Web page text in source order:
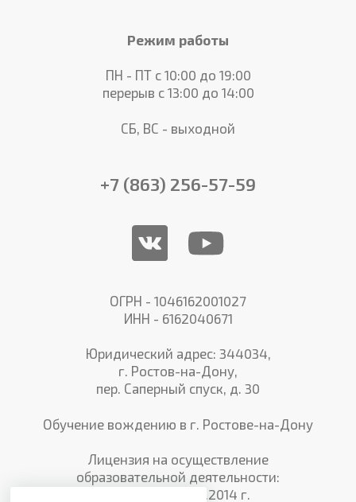
Режим работы
ПН - ПТ с 10:00 до 19:00
перерыв с 13:00 до 14:00
СБ, ВС - выходной
+7 (863) 256-57-59
ОГРН - 1046162001027
ИНН - 6162040671
Юридический адрес: 344034,
г. Ростов-на-Дону,
пер. Саперный спуск, д. 30
Обучение вождению в г. Ростове-на-Дону
Лицензия на осуществление
образовательной деятельности:
№3930 от 28.05.2014 г.